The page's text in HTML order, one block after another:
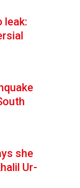
leak:
she
Ur-